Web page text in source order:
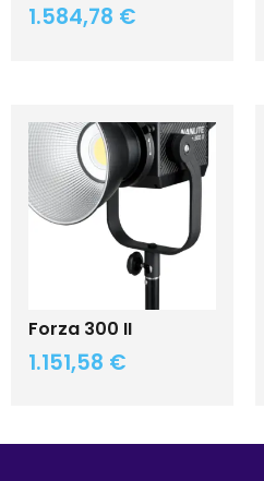
1.584,78 €
Forza 300 II
1.151,58 €